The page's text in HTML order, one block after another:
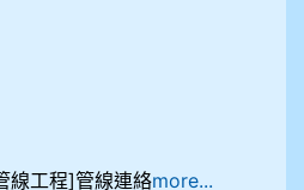
線工程]管線連絡more...